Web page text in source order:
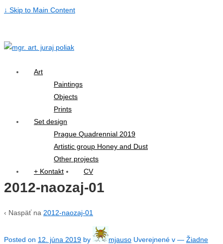
↓ Skip to Main Content
Art
Paintings
Objects
Prints
Set design
Prague Quadrennial 2019
Artistic group Honey and Dust
Other projects
+ Kontakt
CV
2012-naozaj-01
‹ Naspäť na 2012-naozaj-01
Posted on 12. júna 2019 by mjauso Uverejnené v — Žiadne